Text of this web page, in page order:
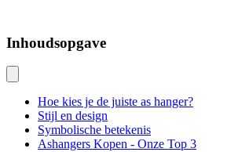
Inhoudsopgave
Hoe kies je de juiste as hanger?
Stijl en design
Symbolische betekenis
Ashangers Kopen - Onze Top 3